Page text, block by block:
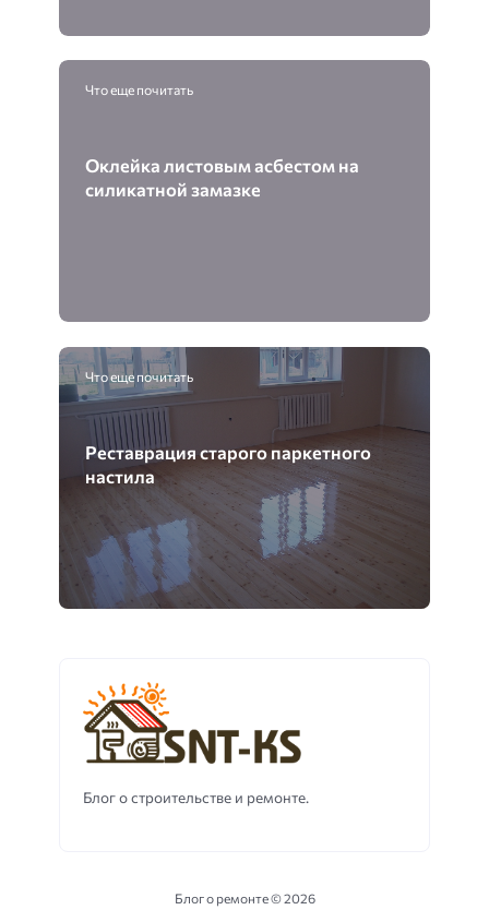
Что еще почитать
Оклейка листовым асбестом на
силикатной замазке
Что еще почитать
Реставрация старого паркетного
настила
Блог о строительстве и ремонте.
Блог о ремонте ©2026